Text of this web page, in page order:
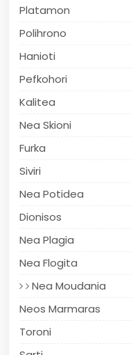
Platamon
Polihrono
Hanioti
Pefkohori
Kalitea
Nea Skioni
Furka
Siviri
Nea Potidea
Dionisos
Nea Plagia
Nea Flogita
Nea Moudania
Neos Marmaras
Toroni